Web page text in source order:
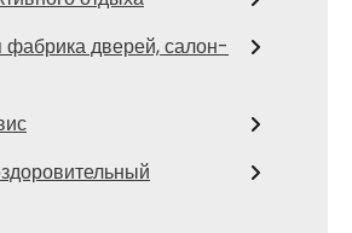
дверей, салон-